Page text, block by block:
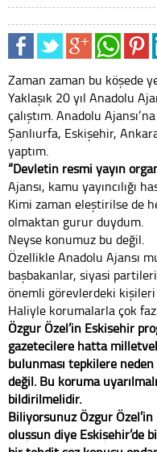
Zaman zaman bu köşede
Yaklaşık 20 yıl Anadolu
çalıştım. Anadolu
Şanlıurfa, Eskişehir,
yaptım.
“Devletin resmi yayın
Ajansı, kamu yayıncılığı
Kimi zaman eleştirilse de
olmaktan gurur duydum.
Neyse konumuz bu değil.
Özellikle Anadolu Ajansı
başbakanlar, siyasi
önemli görevlerdeki
Haliyle korumalarla çok
Özgür Özel’in Eskişehir
gazetecilere hatta
bulunması tepkilere
değil. Bu koruma
bildirilmelidir.
Biliyorsunuz Özgür
oluşsun diye Eskişehir’de